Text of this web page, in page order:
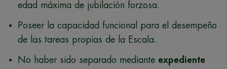
edad máxima de jubilación forzosa.
Poseer la capacidad funcional para el desempeño
de las tareas propias de la Escala.
No haber sido separado mediante expediente